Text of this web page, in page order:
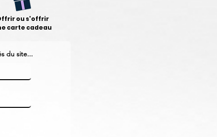
ou s'offrir
carte cadeau
du site...